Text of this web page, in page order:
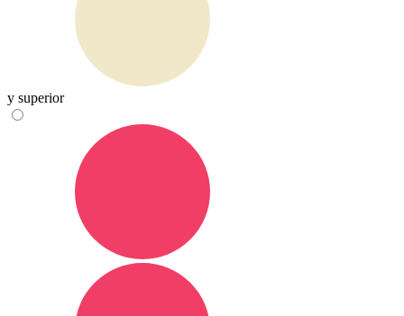
y superior